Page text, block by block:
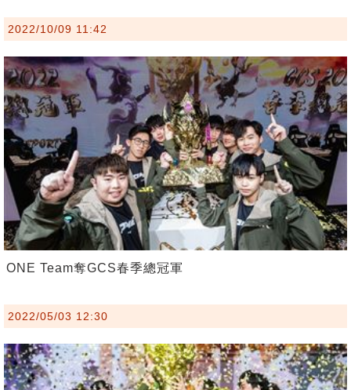
2022/10/09 11:42
ONE Team奪GCS春季總冠軍
2022/05/03 12:30